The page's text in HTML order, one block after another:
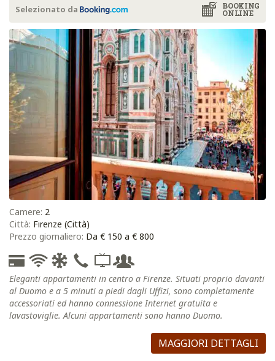
BOOKING
ONLINE
Selezionato da
Camere: 2
Città: Firenze (Città)
Prezzo giornaliero: Da € 150 a € 800
Eleganti appartamenti in centro a Firenze. Situati proprio davanti
al Duomo e a 5 minuti a piedi dagli Uffizi, sono completamente
accessoriati ed hanno connessione Internet gratuita e
lavastoviglie. Alcuni appartamenti sono hanno Duomo.
MAGGIORI DETTAGLI